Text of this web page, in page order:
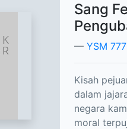
Sang
YSM 777
Kisah
dalam
negara
moral